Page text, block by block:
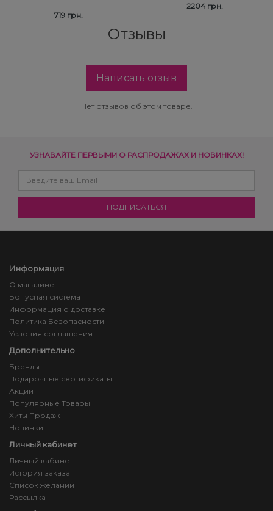
719 грн.
2204 грн.
Отзывы
Написать отзыв
Нет отзывов об этом товаре.
УЗНАВАЙТЕ ПЕРВЫМИ О РАСПРОДАЖАХ И НОВИНКАХ!
Информация
О магазине
Бонусная система
Информация о доставке
Политика Безопасности
Условия соглашения
Дополнительно
Бренды
Подарочные сертификаты
Акции
Популярные Товары
Хиты Продаж
Новинки
Личный кабинет
Личный кабинет
История заказа
Список желаний
Рассылка